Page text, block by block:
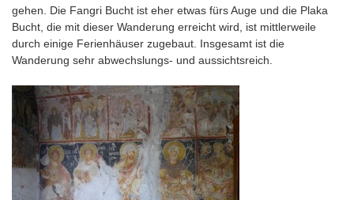
gehen. Die Fangri Bucht ist eher etwas fürs Auge und die Plaka
Bucht, die mit dieser Wanderung erreicht wird, ist mittlerweile
durch einige Ferienhäuser zugebaut. Insgesamt ist die
Wanderung sehr abwechslungs- und aussichtsreich.